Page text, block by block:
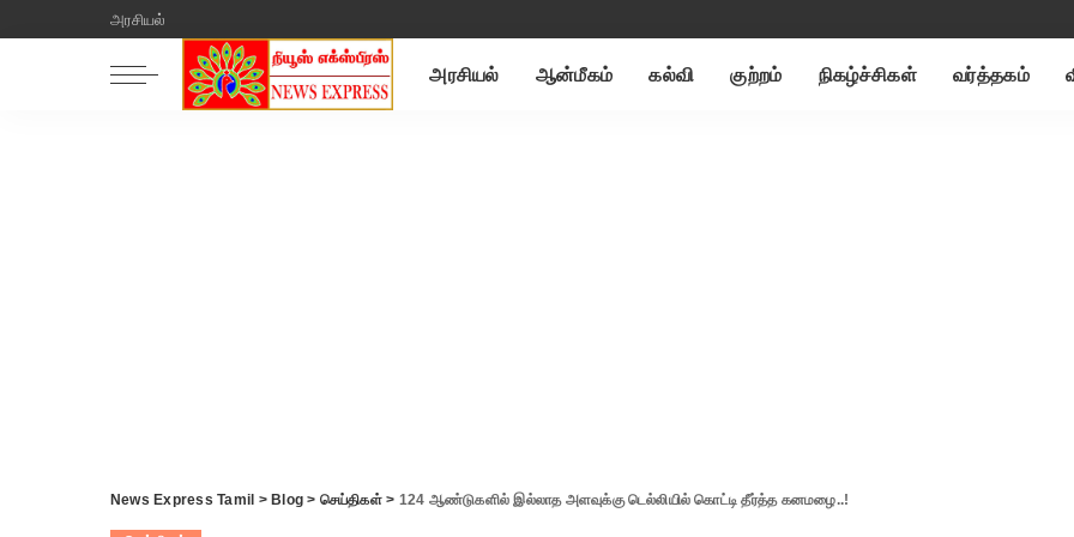
அரசியல்
அரசியல் ஆன்மீகம் கல்வி குற்றம் நிகழ்ச்சிகள் வர்த்தகம்
News Express Tamil > Blog > செய்திகள்> 124 ஆண்டுகளில் இல்லாத அளவுக்கு டெல்லியில் கொட்டி தீர்த்த கனமழை..!